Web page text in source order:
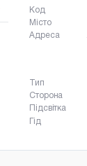
Код
Місто
Адреса
Тип
Сторона
Підсвітка
Гід